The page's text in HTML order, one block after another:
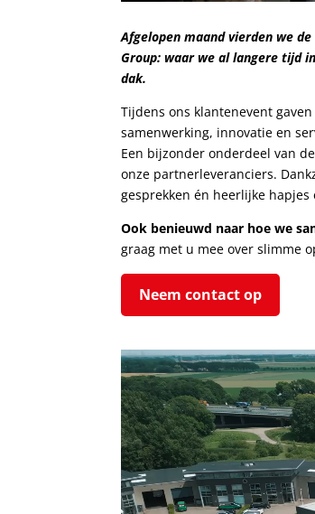
Afgelopen maand vierden we
Group: waar we al langere tijd
dak.
Tijdens ons klantenevent
samenwerking, innovatie en
Een bijzonder onderdeel van
onze partnerleveranciers.
gesprekken én heerlijke
Ook benieuwd naar hoe we
graag met u mee over slimme
Neem contact op